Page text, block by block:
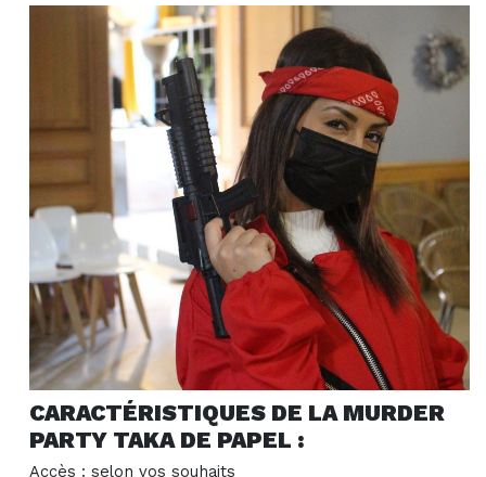
CARACTÉRISTIQUES DE LA MURDER
PARTY TAKA DE PAPEL :
Accès : selon vos souhaits